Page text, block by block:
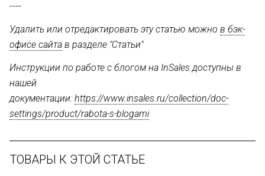
----
Удалить или отредактировать эту статью можно в бэк-
офисе сайта в разделе "Статьи"
Инструкции по работе с блогом на InSales доступны в
нашей
документации: https://www.insales.ru/collection/doc-
settings/product/rabota-s-blogami
ТОВАРЫ К ЭТОЙ СТАТЬЕ